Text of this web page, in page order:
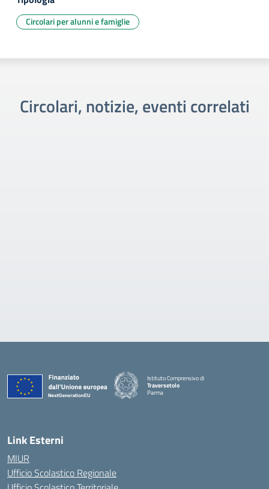
Circolari per alunni e famiglie
Circolari, notizie, eventi correlati
Istituto Comprensivo di
Traversetolo
Parma
Link Esterni
MIUR
Ufficio Scolastico Regionale